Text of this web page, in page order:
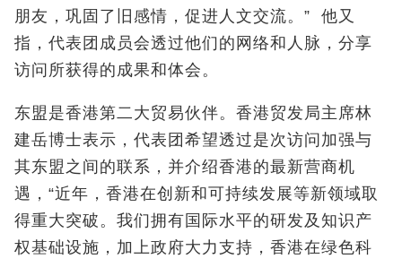
朋友，巩固了旧感情，促进人文交流。” 他又
指，代表团成员会透过他们的网络和人脉，分享
访问所获得的成果和体会。
东盟是香港第二大贸易伙伴。香港贸发局主席林
建岳博士表示，代表团希望透过是次访问加强与
其东盟之间的联系，并介绍香港的最新营商机
遇，“近年，香港在创新和可持续发展等新领域取
得重大突破。我们拥有国际水平的研发及知识产
权基础设施，加上政府大力支持，香港在绿色科